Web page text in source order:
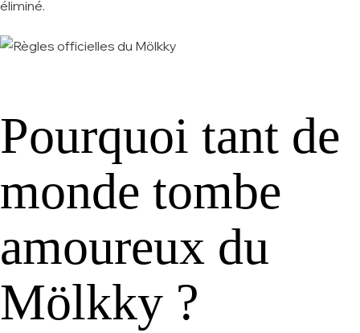
éliminé.
Pourquoi tant de
monde tombe
amoureux du
Mölkky ?